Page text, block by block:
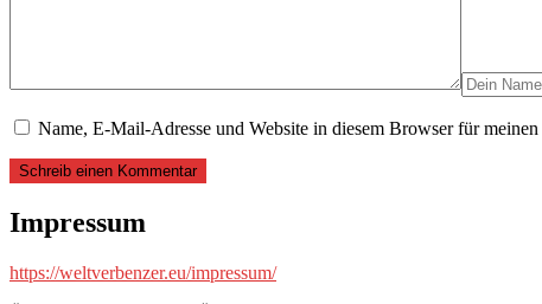
Name, E-Mail-Adresse und Website in diesem Browser für
Impressum
https://weltverbenzer.eu/impressum/